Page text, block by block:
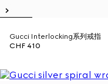
Gucci Interlocking系列戒指
CHF 410